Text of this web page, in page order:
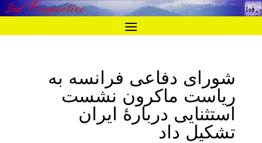
شورای دفاعی فرانسه به
ریاست ماکرون نشست
استثنایی دربارۀ ایران
تشکیل داد